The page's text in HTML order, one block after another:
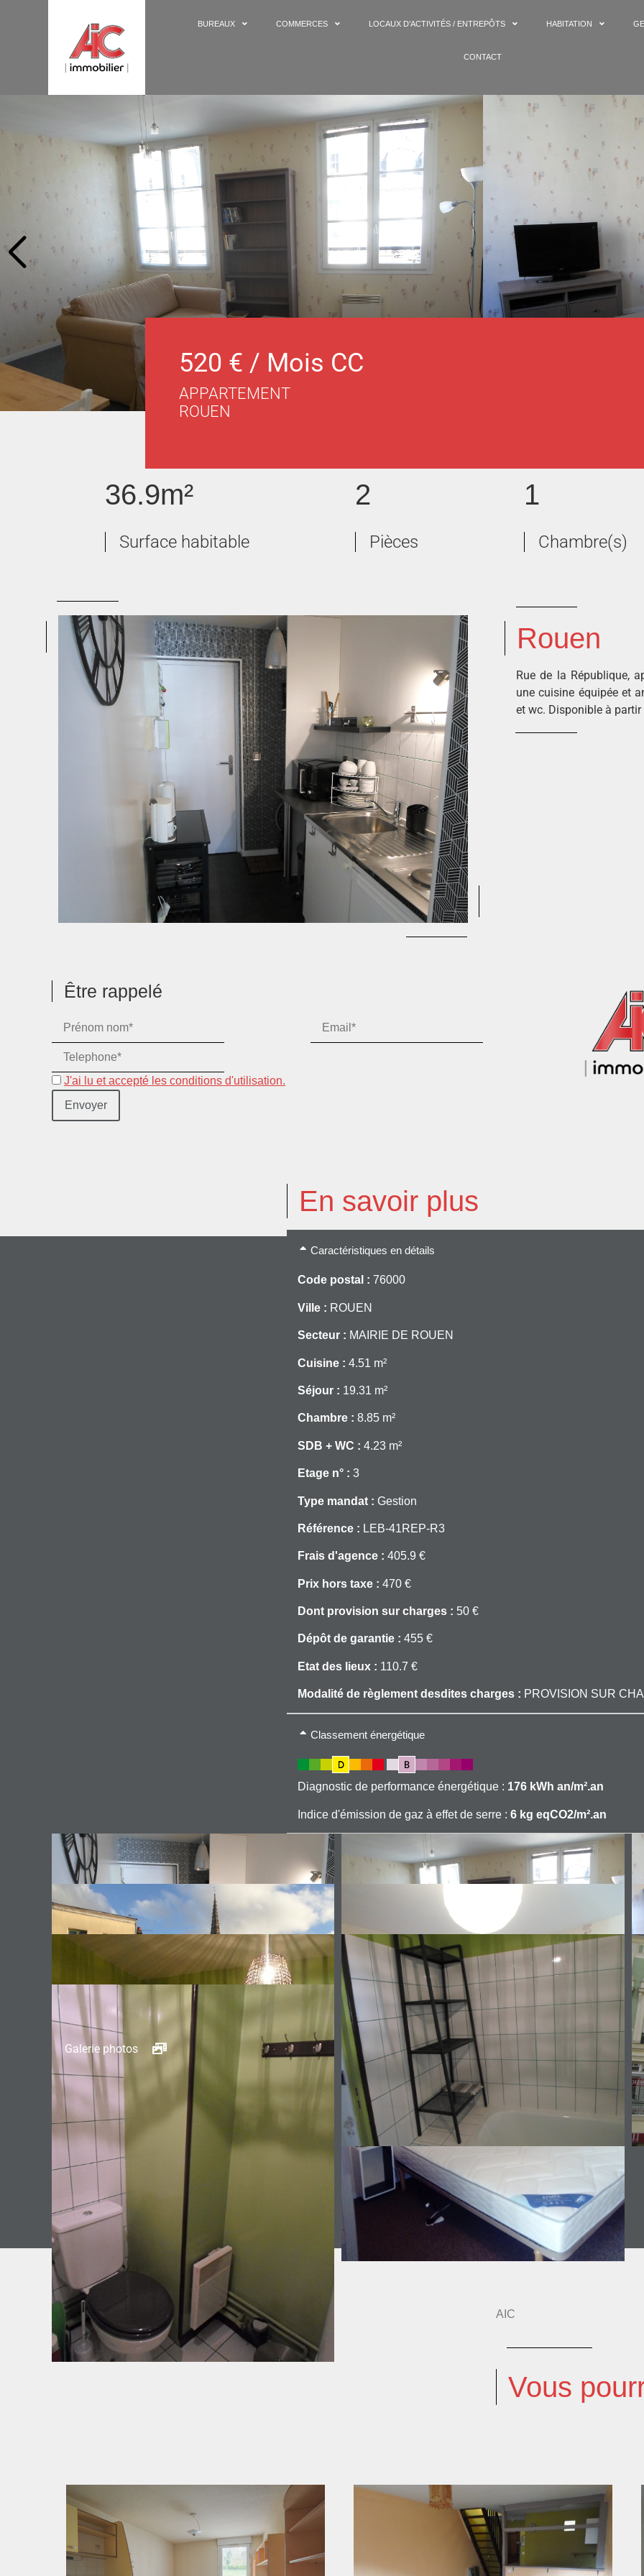
BUREAUX COMMERCES LOCAUX D’ACTIVITÉS / ENTREPÔTS HABITATION
CONTACT
520 € / Mois CC
APPARTEMENT
ROUEN
36.9m²
Surface habitable
2
Pièces
1
Chambre(s)
Rouen
Rue de la République,
une cuisine équipée et
et wc. Disponible à
Être rappelé
J'ai lu et accepté les conditions d'utilisation.
En savoir plus
Caractéristiques en détails
Code postal : 76000
Ville : ROUEN
Secteur : MAIRIE DE ROUEN
Cuisine : 4.51 m²
Séjour : 19.31 m²
Chambre : 8.85 m²
SDB + WC : 4.23 m²
Etage n° : 3
Type mandat : Gestion
Référence : LEB-41REP-R3
Frais d'agence : 405.9 €
Prix hors taxe : 470 €
Dont provision sur charges : 50 €
Dépôt de garantie : 455 €
Etat des lieux : 110.7 €
Modalité de règlement desdites charges : PROVISION SUR
Eau froide: Collective avec millième
Classement énergétique
Diagnostic de performance énergétique : 176 kWh an/m².an
Indice d'émission de gaz à effet de serre : 6 kg eqCO2/m².an
Galerie photos
AIC
Vous